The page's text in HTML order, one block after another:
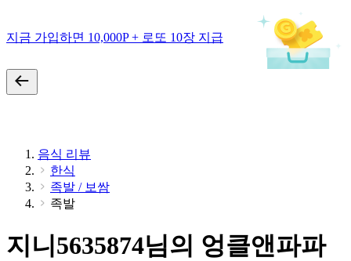
지금 가입하면 10,000P + 로또 10장 지급
음식 리뷰
한식
족발 / 보쌈
족발
지니5635874님의 엉클앤파파